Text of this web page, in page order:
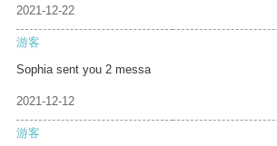
2021-12-22
游客
Sophia sent you 2 messa
2021-12-12
游客